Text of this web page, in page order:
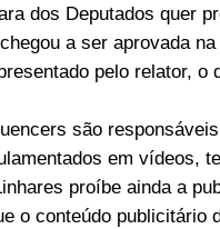
dos Deputados quer
a ser aprovada
pelo relator, o
são
em vídeos,
proíbe ainda a
o conteúdo publicitário